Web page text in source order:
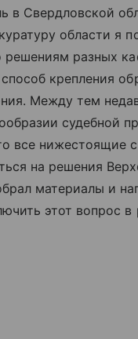
в Свердловской
области я
решениям разных
крепления
Между тем
судебной
все нижестоящие
на решения
материалы и
этот вопрос